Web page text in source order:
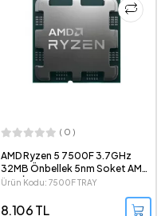
( 0 )
AMD Ryzen 5 7500F 3.7GHz
32MB Önbellek 5nm Soket AM5
Tray İşlemci
Ürün Kodu: 7500F TRAY
8.106 TL